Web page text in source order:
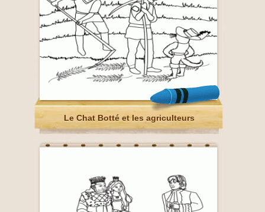
Le Chat Botté et les agriculteurs